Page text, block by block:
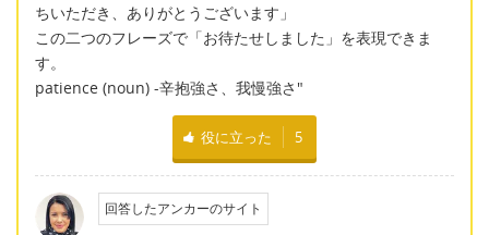
ちいただき、ありがとうございます」
この二つのフレーズで「お待たせしました」を表現できま
す。
patience (noun) -辛抱強さ、我慢強さ"
役に立った 5
回答したアンカーのサイト